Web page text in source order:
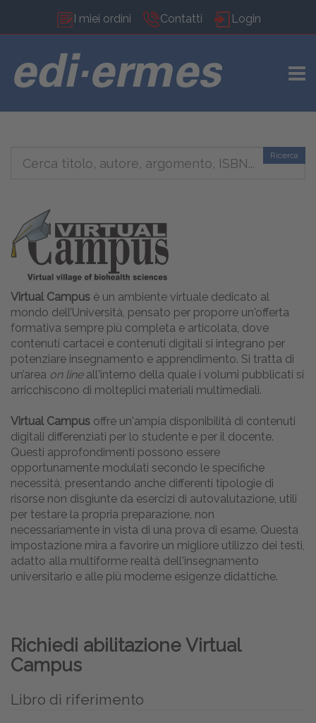
I miei ordini Contatti Login
Ricerca
Virtual Campus è un ambiente virtuale dedicato al
mondo dell’Università, pensato per proporre un'offerta
formativa sempre più completa e articolata, dove
contenuti cartacei e contenuti digitali si integrano per
potenziare insegnamento e apprendimento. Si tratta di
un’area on lineall'interno della quale i volumi pubblicati si
arricchiscono di molteplici materiali multimediali.
Virtual Campus offre un'ampia disponibilità di contenuti
digitali differenziati per lo studente e per il docente.
Questi approfondimenti possono essere
opportunamente modulati secondo le specifiche
necessità, presentando anche differenti tipologie di
risorse non disgiunte da esercizi di autovalutazione, utili
per testare la propria preparazione, non
necessariamente in vista di una prova di esame. Questa
impostazione mira a favorire un migliore utilizzo dei testi,
adatto alla multiforme realtà dell'insegnamento
universitario e alle più moderne esigenze didattiche.
Richiedi abilitazione Virtual
Campus
Libro di riferimento